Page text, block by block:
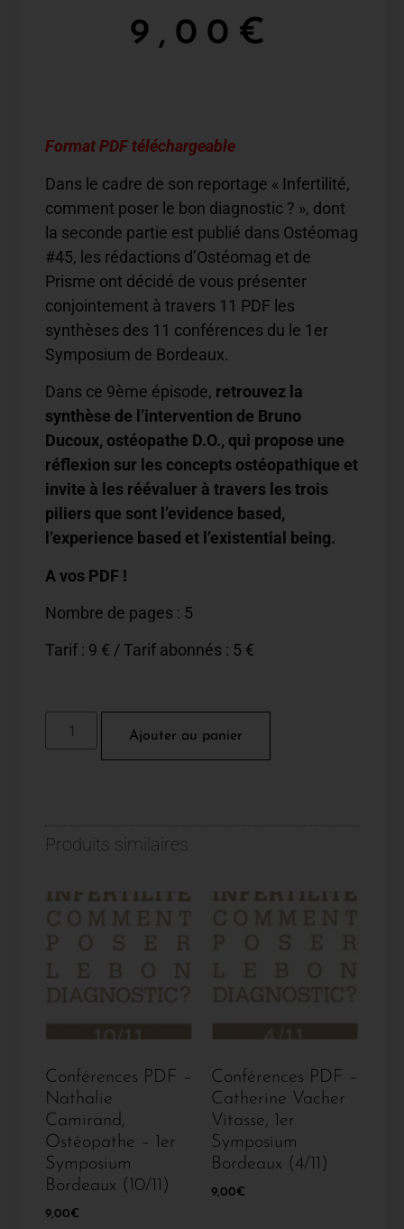
9,00 €
Format PDF téléchargeable
Dans le cadre de son reportage « Infertilité,
comment poser le bon diagnostic ? », dont
la seconde partie est publié dans Ostéomag
#45, les rédactions d’Ostéomag et de
Prisme ont décidé de vous présenter
conjointement à travers 11 PDF les
synthèses des 11 conférences du le 1er
Symposium de Bordeaux.
Dans ce 9ème épisode, retrouvez la
synthèse de l’intervention de Bruno
Ducoux, ostéopathe D.O., qui propose une
réflexion sur les concepts ostéopathique et
invite à les réévaluer à travers les trois
piliers que sont l’evidence based,
l’experience based et l’existential being.
A vos PDF !
Nombre de pages : 5
Tarif : 9 € / Tarif abonnés : 5 €
Ajouter au panier
Produits similaires
Conférences PDF –
Nathalie
Camirand,
Ostéopathe – 1er
Symposium
Bordeaux (10/11)
9,00€
Conférences PDF –
Catherine Vacher
Vitasse, 1er
Symposium
Bordeaux (4/11)
9,00€